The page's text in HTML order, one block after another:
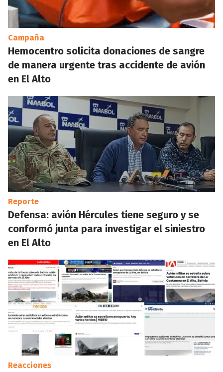
Campaña
Hemocentro solicita donaciones de sangre
de manera urgente tras accidente de avión
en El Alto
Reporte
Defensa: avión Hércules tiene seguro y se
conformó junta para investigar el siniestro
en El Alto
Reacciones